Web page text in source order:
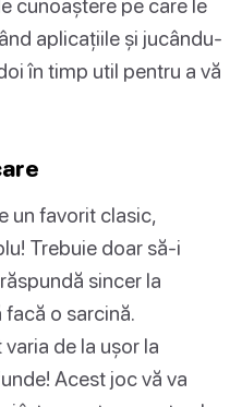
aplicațiile și jucându-
în timp util pentru a vă
un favorit clasic,
Trebuie doar să-i
sincer la
o sarcină.
de la ușor la
Acest joc vă va